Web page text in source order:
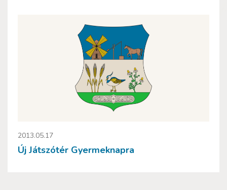
2013.05.17
Új Játszótér Gyermeknapra